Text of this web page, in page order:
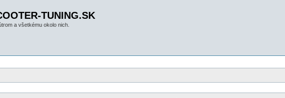
TUNING.SK
a všetkému okolo nich.